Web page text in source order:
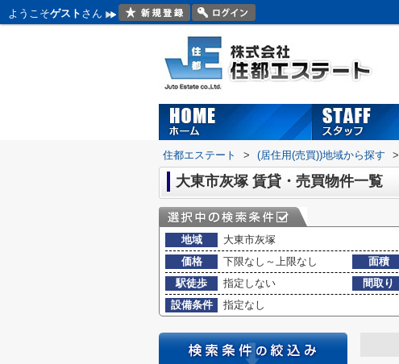
ようこそゲスト さん
住都エステート > (居住用(売買))地域から探す >
大東市灰塚 賃貸・売買物件一覧
地域
大東市灰塚
価格
下限なし～上限なし 面積
駅徒歩
指定しない 間取り
設備条件
指定なし